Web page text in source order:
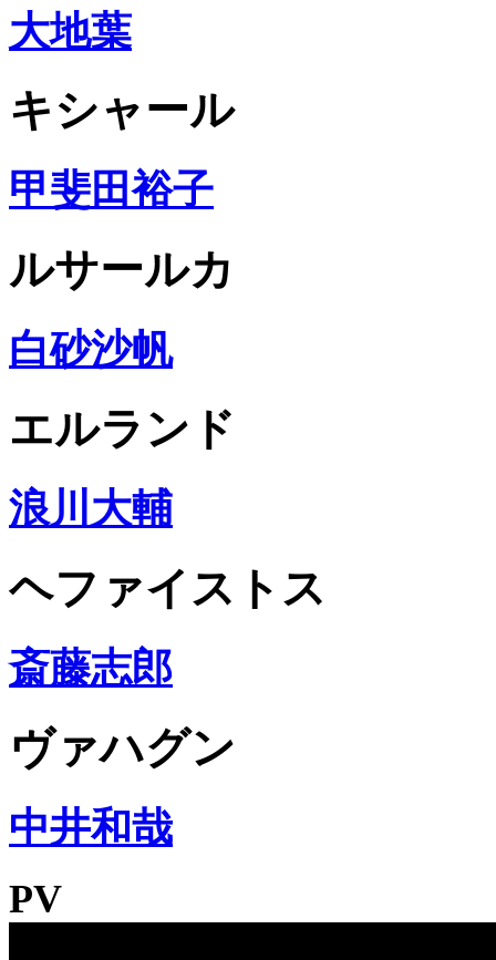
大地葉
キシャール
甲斐田裕子
ルサールカ
白砂沙帆
エルランド
浪川大輔
ヘファイストス
斎藤志郎
ヴァハグン
中井和哉
PV